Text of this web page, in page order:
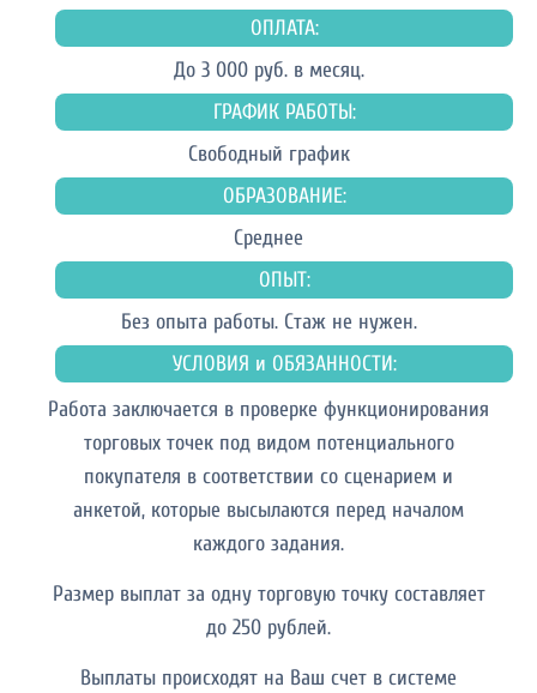
ОПЛАТА:
До 3 000 руб. в месяц.
ГРАФИК РАБОТЫ:
Свободный график
ОБРАЗОВАНИЕ:
Среднее
ОПЫТ:
Без опыта работы. Cтаж не нужен.
УСЛОВИЯ и ОБЯЗАННОСТИ:
Работа заключается в проверке функционирования
торговых точек под видом потенциального
покупателя в соответствии со сценарием и
анкетой, которые высылаются перед началом
каждого задания.
Размер выплат за одну торговую точку составляет
до 250 рублей.
Выплаты происходят на Ваш счет в системе